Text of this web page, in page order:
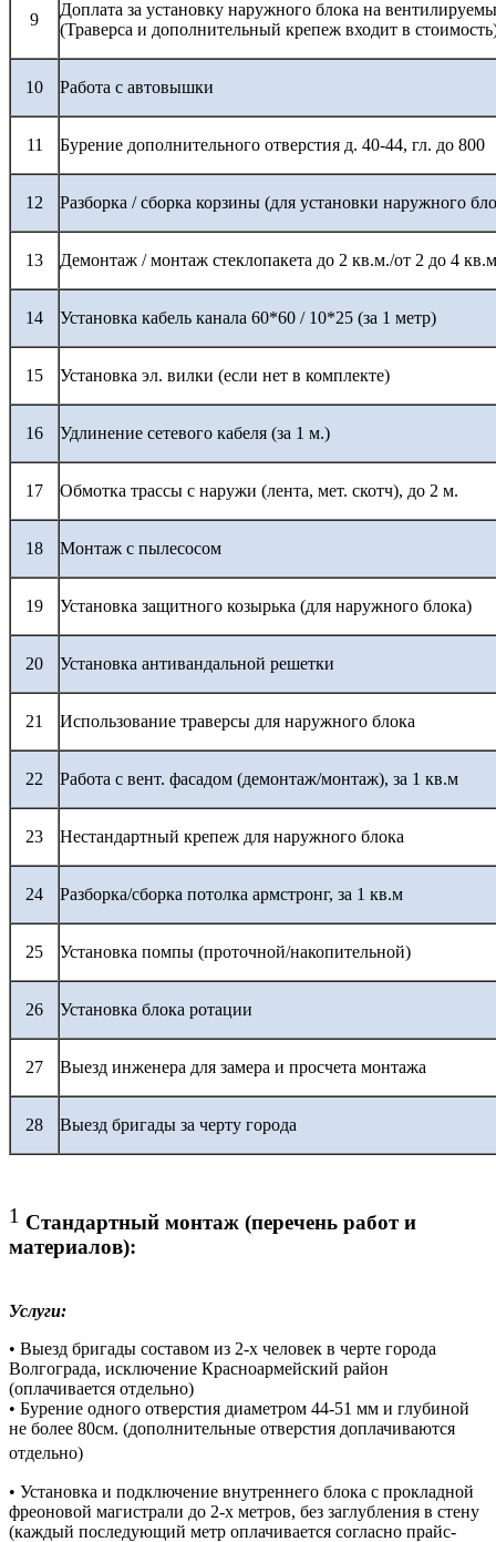
9
Доплата за установку наружного блока на
(Траверса и дополнительный крепеж входит в
10 Работа с автовышки
11 Бурение дополнительного отверстия д. 40-44, гл. до 800
12 Разборка / сборка корзины (для установки наружного
13 Демонтаж / монтаж стеклопакета до 2 кв.м./от 2 до 4
14 Установка кабель канала 60*60 / 10*25 (за 1 метр)
15 Установка эл. вилки (если нет в комплекте)
16 Удлинение сетевого кабеля (за 1 м.)
17 Обмотка трассы с наружи (лента, мет. скотч), до 2 м.
18 Монтаж с пылесосом
19 Установка защитного козырька (для наружного блока)
20 Установка антивандальной решетки
21 Использование траверсы для наружного блока
22 Работа с вент. фасадом (демонтаж/монтаж), за 1 кв.м
23 Нестандартный крепеж для наружного блока
24 Разборка/сборка потолка армстронг, за 1 кв.м
25 Установка помпы (проточной/накопительной)
26 Установка блока ротации
27 Выезд инженера для замера и просчета монтажа
28 Выезд бригады за черту города
1 Стандартный монтаж (перечень работ и
материалов):
Услуги:
• Выезд бригады составом из 2-х человек в черте города
Волгограда, исключение Красноармейский район
(оплачивается отдельно)
• Бурение одного отверстия диаметром 44-51 мм и глубиной
не более 80см. (дополнительные отверстия доплачиваются
отдельно)
• Установка и подключение внутреннего блока с прокладной
фреоновой магистрали до 2-х метров, без заглубления в стену
(каждый последующий метр оплачивается согласно прайс-